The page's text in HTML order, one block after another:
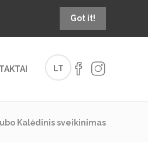
Got it!
LT
Kalėdinis sveikinimas